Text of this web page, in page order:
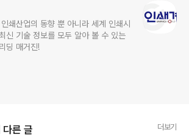
쇄산업의 동향 뿐 아니라 세계 인쇄시
신 기술 정보를 모두 알아 볼 수 있는
딩 매거진!
다른 글 더보기